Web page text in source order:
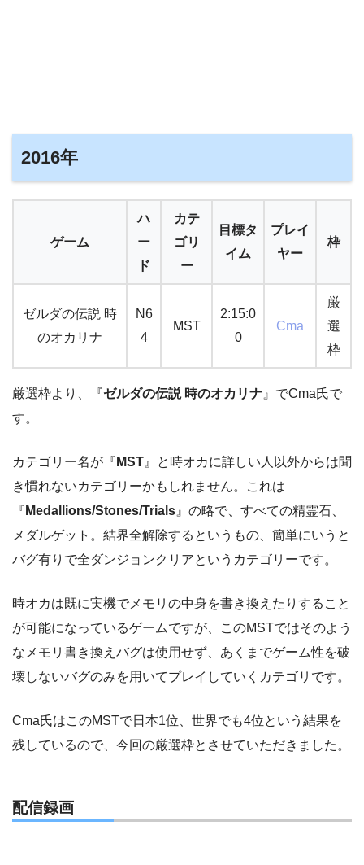
2016年
ゲーム
ハ
ー
ド
カテ
ゴリ
ー
目標タ
イム
プレイ
ヤー
枠
ゼルダの伝説 時
のオカリナ
N6
4
MST
2:15:0
0
Cma
厳
選
枠
厳選枠より、『ゼルダの伝説 時のオカリナ 』でCma氏で
す。
カテゴリー名が『 MST 』と時オカに詳しい人以外からは聞
き慣れないカテゴリーかもしれません。これは
『 Medallions/Stones/Trials 』の略で、すべての精霊石、
メダルゲット。結界全解除するというもの、簡単にいうと
バグ有りで全ダンジョンクリアというカテゴリーです。
時オカは既に実機でメモリの中身を書き換えたりすること
が可能になっているゲームですが、このMSTではそのよう
なメモリ書き換えバグは使用せず、あくまでゲーム性を破
壊しないバグのみを用いてプレイしていくカテゴリです。
Cma氏はこのMSTで日本1位、世界でも4位という結果を
残しているので、今回の厳選枠とさせていただきました。
配信録画